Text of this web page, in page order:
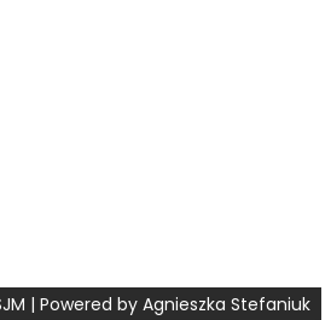
| Powered by Agnieszka Stefaniuk